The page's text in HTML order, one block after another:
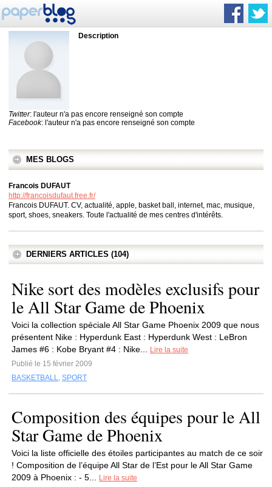
Description
Twitter: l'auteur n'a pas encore renseigné son compte
Facebook: l'auteur n'a pas encore renseigné son compte
MES BLOGS
Francois DUFAUT
http://francoisdufaut.free.fr/
Francois DUFAUT. CV, actualité, apple, basket ball, internet, mac, musique,
sport, shoes, sneakers. Toute l'actualité de mes centres d'intérêts.
DERNIERS ARTICLES (104)
Nike sort des modèles exclusifs pour
le All Star Game de Phoenix
Voici la collection spéciale All Star Game Phoenix 2009 que nous
présentent Nike : Hyperdunk East : Hyperdunk West : LeBron
James #6 : Kobe Bryant #4 : Nike...
Lire la suite
Publié le 15 février 2009
BASKETBALL, SPORT
Composition des équipes pour le All
Star Game de Phoenix
Voici la liste officielle des étoiles participantes au match de ce soir
! Composition de l’équipe All Star de l’Est pour le All Star Game
2009 à Phoenix : - 5...
Lire la suite